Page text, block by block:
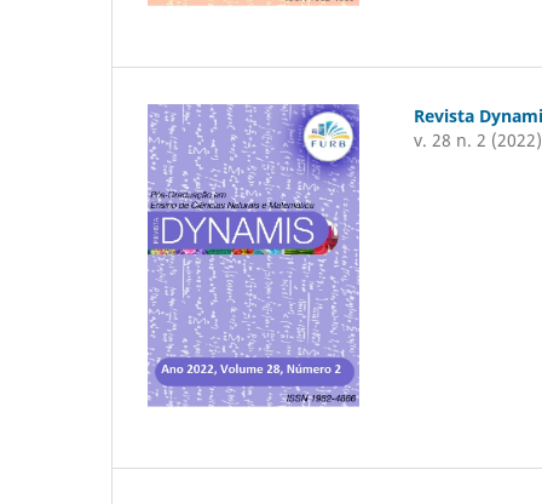
Revista
v. 28 n. 2 (2022)